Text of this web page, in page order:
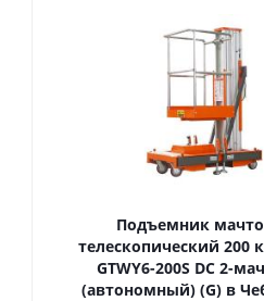
Подъемник
телескопический 200 кг 6 м TOR
GTWY6-200S DC 2-
(автономный) (G) в